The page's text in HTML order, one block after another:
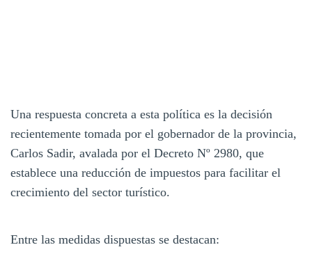
Una respuesta concreta a esta política es la decisión
recientemente tomada por el gobernador de la provincia,
Carlos Sadir, avalada por el Decreto Nº 2980, que
establece una reducción de impuestos para facilitar el
crecimiento del sector turístico.
Entre las medidas dispuestas se destacan: